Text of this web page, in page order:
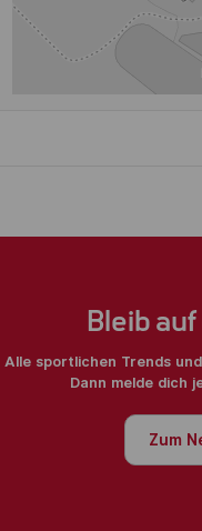
Bleib
Alle sportlichen Trends
Dann melde dich
Zum